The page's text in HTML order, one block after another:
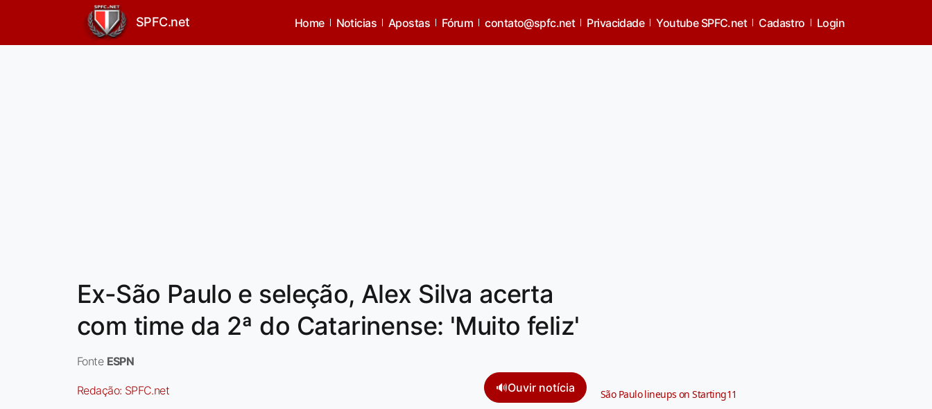
SPFC.net Home Noticias Apostas Fórum contato@spfc.net Privacidade Youtube SPFC.net Cadastro Login
Ex-São Paulo e seleção, Alex Silva acerta
com time da 2ª do Catarinense: 'Muito feliz'
Fonte ESPN
Redação: SPFC.net 🔊Ouvir notícia São Paulo lineups on Starting11